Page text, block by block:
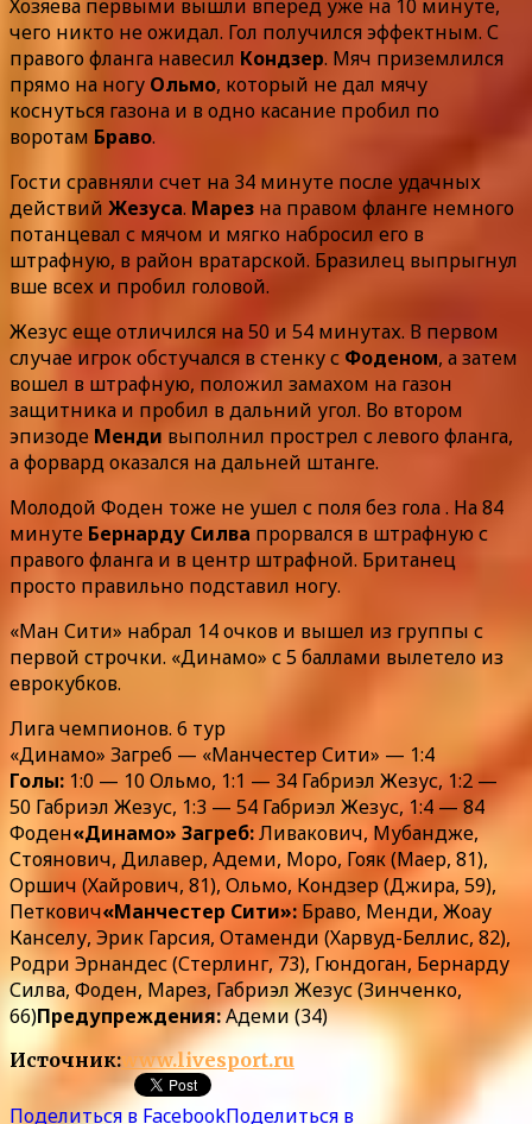
Хозяева первыми вышли вперед уже на 10 минуте,
чего никто не ожидал. Гол получился эффектным. С
правого фланга навесил Кондзер. Мяч приземлился
прямо на ногу Ольмо, который не дал мячу
коснуться газона и в одно касание пробил по
воротам Браво.
Гости сравняли счет на 34 минуте после удачных
действий Жезуса. Марез на правом фланге немного
потанцевал с мячом и мягко набросил его в
штрафную, в район вратарской. Бразилец выпрыгнул
вше всех и пробил головой.
Жезус еще отличился на 50 и 54 минутах. В первом
случае игрок обстучался в стенку с Фоденом, а затем
вошел в штрафную, положил замахом на газон
защитника и пробил в дальний угол. Во втором
эпизоде Менди выполнил прострел с левого фланга,
а форвард оказался на дальней штанге.
Молодой Фоден тоже не ушел с поля без гола . На 84
минуте Бернарду Силва прорвался в штрафную с
правого фланга и в центр штрафной. Британец
просто правильно подставил ногу.
«Ман Сити» набрал 14 очков и вышел из группы с
первой строчки. «Динамо» с 5 баллами вылетело из
еврокубков.
Лига чемпионов. 6 тур
«Динамо» Загреб — «Манчестер Сити» — 1:4
Голы: 1:0 — 10 Ольмо, 1:1 — 34 Габриэл Жезус, 1:2 —
50 Габриэл Жезус, 1:3 — 54 Габриэл Жезус, 1:4 — 84
Фоден«Динамо» Загреб:Ливакович, Мубандже,
Стоянович, Дилавер, Адеми, Моро, Гояк (Маер, 81),
Оршич (Хайрович, 81), Ольмо, Кондзер (Джира, 59),
Петкович«Манчестер Сити»: Браво, Менди, Жоау
Канселу, Эрик Гарсия, Отаменди (Харвуд-Беллис, 82),
Родри Эрнандес (Стерлинг, 73), Гюндоган, Бернарду
Силва, Фоден, Марез, Габриэл Жезус (Зинченко,
66)Предупреждения:Адеми (34)
Источник:www.livesport.ru
Поделиться в FacebookПоделиться в